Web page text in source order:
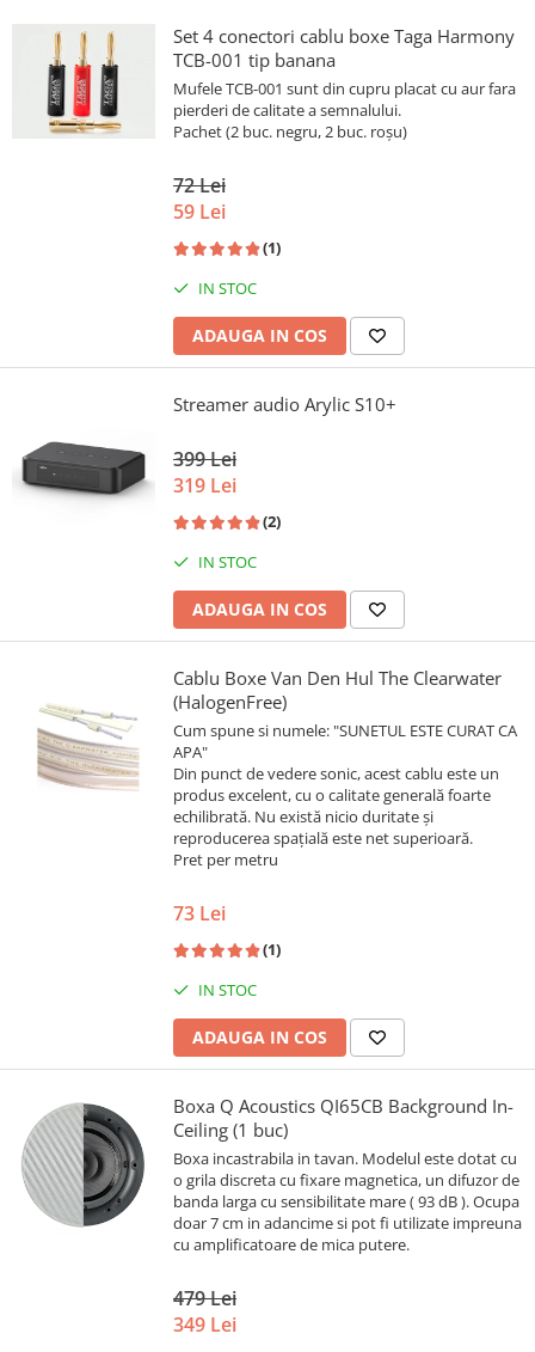
Set 4 conectori cablu boxe Taga Harmony
TCB-001 tip banana
Mufele TCB-001 sunt din cupru placat cu aur fara
pierderi de calitate a semnalului.
Pachet (2 buc. negru, 2 buc. roșu)
72 Lei
59 Lei
(1)
IN STOC
ADAUGA IN COS
Streamer audio Arylic S10+
399 Lei
319 Lei
(2)
IN STOC
ADAUGA IN COS
Cablu Boxe Van Den Hul The Clearwater
(HalogenFree)
Cum spune si numele: "SUNETUL ESTE CURAT CA
APA"
Din punct de vedere sonic, acest cablu este un
produs excelent, cu o calitate generală foarte
echilibrată. Nu există nicio duritate și
reproducerea spațială este net superioară.
Pret per metru
73 Lei
(1)
IN STOC
ADAUGA IN COS
Boxa Q Acoustics QI65CB Background In-
Ceiling (1 buc)
Boxa incastrabila in tavan. Modelul este dotat cu
o grila discreta cu fixare magnetica, un difuzor de
banda larga cu sensibilitate mare ( 93 dB ). Ocupa
doar 7 cm in adancime si pot fi utilizate impreuna
cu amplificatoare de mica putere.
479 Lei
349 Lei